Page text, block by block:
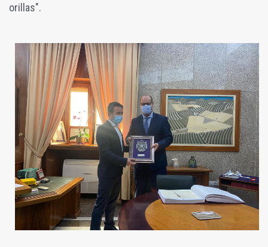
orillas".